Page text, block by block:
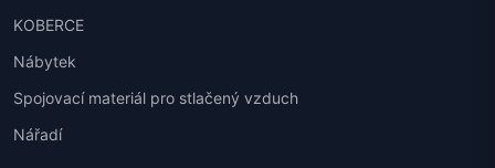
KOBERCE
Nábytek
Spojovací materiál pro stlačený vzduch
Nářadí